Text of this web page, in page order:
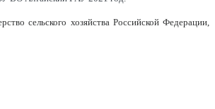
сельского хозяйства Российской Федерации,